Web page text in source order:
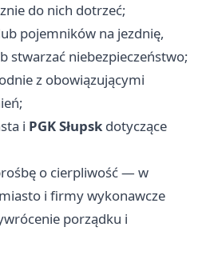
do nich dotrzeć;
pojemników na jezdnię,
stwarzać niebezpieczeństwo;
z obowiązującymi
i PGK Słupsk dotyczące
o cierpliwość — w
i firmy wykonawcze
porządku i